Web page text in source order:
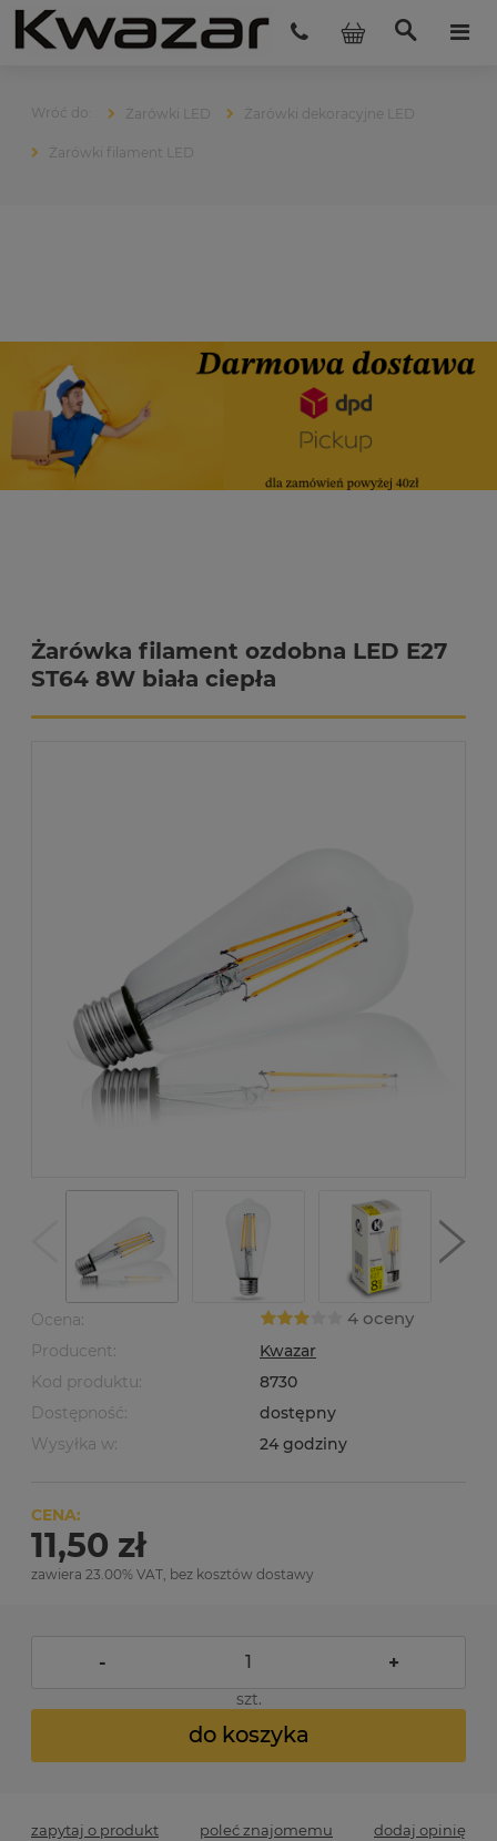
Żarówki LED Żarówki dekoracyjne LED
Żarówki filament LED
Żarówka filament ozdobna LED E27
ST64 8W biała ciepła
Ocena: 4 oceny
Producent:
Kwazar
Kod produktu:
8730
Dostępność:
dostępny
Wysyłka w:
24 godziny
CENA:
11,50 zł
zawiera 23.00% VAT, bez kosztów dostawy
- +
szt.
do koszyka
zapytaj o produkt poleć znajomemu
dodaj opinię